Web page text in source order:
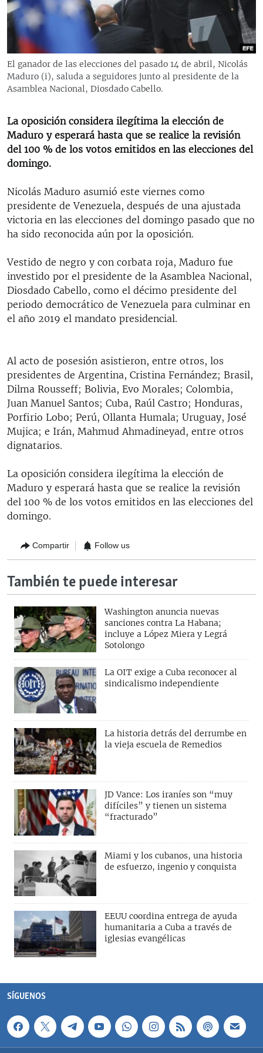
RADIO MARTÍ
ESPECIALES
ESPECIALES
LA REALIDAD DE LA VIVIENDA EN CUBA
SER VIEJO EN CUBA
KENTU-CUBANO
LOS SANTOS DE HIALEAH
DESINFORMACIÓN RUSA EN AMÉRICA LATINA
MULTIMEDIA
EDITORIALES
El ganador de las elecciones del pasado 14 de abril, Nicolás
Maduro (i), saluda a seguidores junto al presidente de la
Asamblea Nacional, Diosdado Cabello.
La oposición considera ilegítima la elección de
Maduro y esperará hasta que se realice la revisión
del 100 % de los votos emitidos en las elecciones del
domingo.
Nicolás Maduro asumió este viernes como
presidente de Venezuela, después de una ajustada
victoria en las elecciones del domingo pasado que no
ha sido reconocida aún por la oposición.
Vestido de negro y con corbata roja, Maduro fue
investido por el presidente de la Asamblea Nacional,
Diosdado Cabello, como el décimo presidente del
periodo democrático de Venezuela para culminar en
el año 2019 el mandato presidencial.
Al acto de posesión asistieron, entre otros, los
presidentes de Argentina, Cristina Fernández; Brasil,
Dilma Rousseff; Bolivia, Evo Morales; Colombia,
Juan Manuel Santos; Cuba, Raúl Castro; Honduras,
Porfirio Lobo; Perú, Ollanta Humala; Uruguay, José
Mujica; e Irán, Mahmud Ahmadineyad, entre otros
dignatarios.
La oposición considera ilegítima la elección de
Maduro y esperará hasta que se realice la revisión
del 100 % de los votos emitidos en las elecciones del
domingo.
Compartir Follow us
También te puede interesar
Washington anuncia nuevas
sanciones contra La Habana;
incluye a López Miera y Legrá
Sotolongo
La OIT exige a Cuba reconocer al
sindicalismo independiente
La historia detrás del derrumbe en
la vieja escuela de Remedios
JD Vance: Los iraníes son “muy
difíciles” y tienen un sistema
“fracturado”
Miami y los cubanos, una historia
de esfuerzo, ingenio y conquista
EEUU coordina entrega de ayuda
humanitaria a Cuba a través de
iglesias evangélicas
SÍGUENOS